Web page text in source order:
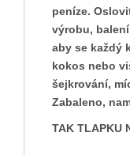
peníze.
výrobu,
aby se každý
kokos nebo
šejkrování,
Zabaleno,
TAK